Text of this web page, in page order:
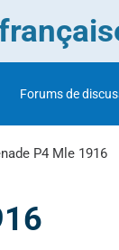
Forums de
P4 Mle 1916